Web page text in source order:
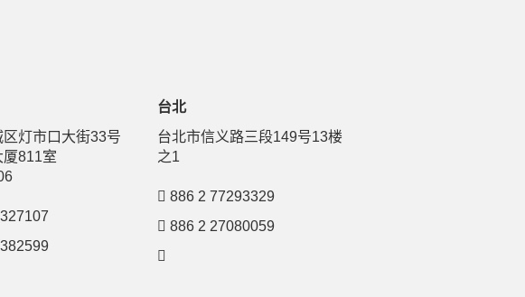
灯市口大街33号
厦811室
台北
台北市信义路三段149号13楼
之1
886 2 77293329
886 2 27080059